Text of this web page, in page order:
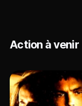
Action à venir